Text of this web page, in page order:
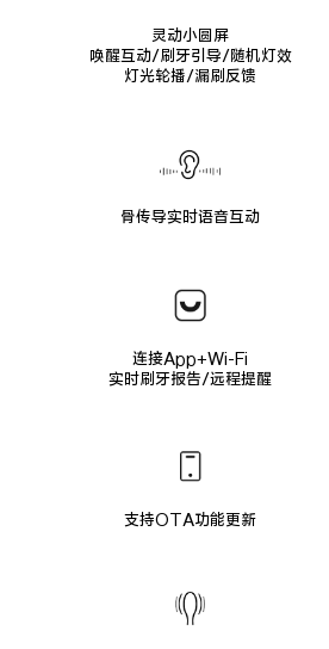
灵动小圆屏
唤醒互动/刷牙引导/随机灯效
灯光轮播/漏刷反馈
骨传导实时语音互动
连接App+Wi-Fi
实时刷牙报告/远程提醒
支持OTA功能更新